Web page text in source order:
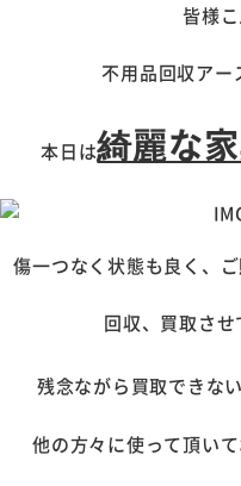
皆様
不用品回収ア
本日は綺麗な
傷一つなく状態も良く、
回収、買取さ
残念ながら買取できな
他の方々に使って頂い